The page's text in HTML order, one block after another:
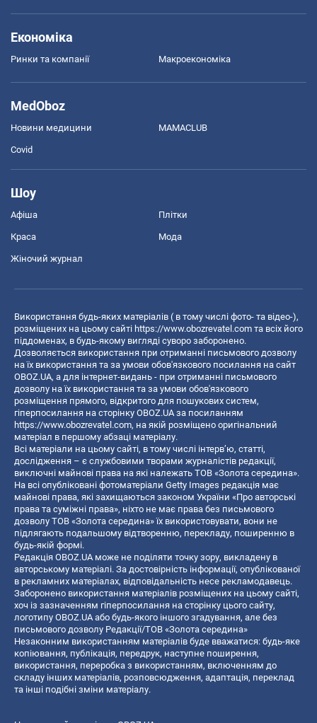
Економіка
Ринки та компанії Макроекономіка
MedOboz
Новини медицини MAMACLUB
Covid
Шоу
Афіша Плітки
Краса Мода
Жіночий журнал
Використання будь-яких матеріалів ( в тому числі фото- та відео-),
розміщених на цьому сайті https://www.obozrevatel.com та всіх його
піддоменах, в будь-якому вигляді суворо заборонено.
Дозволяється використання при отриманні письмового дозволу
на їх використання та за умови обов'язкового посилання на сайт
OBOZ.UA, а для інтернет-видань - при отриманні письмового
дозволу на їх використання та за умови обов'язкового
розміщення прямого, відкритого для пошукових систем,
гіперпосилання на сторінку OBOZ.UA за посиланням
https://www.obozrevatel.com, на якій розміщено оригінальний
матеріал в першому абзаці матеріалу.
Всі матеріали на цьому сайті, в тому числі інтерв’ю, статті,
дослідження – є службовими творами журналістів редакції,
виключні майнові права на які належать ТОВ «Золота середина».
На всі опубліковані фотоматеріали Getty Images редакція має
майнові права, які захищаються законом України «Про авторські
права та суміжні права», ніхто не має права без письмового
дозволу ТОВ «Золота середина» їх використовувати, вони не
підлягають подальшому відтворенню, перекладу, поширенню в
будь-якій формі.
Редакція OBOZ.UA може не поділяти точку зору, викладену в
авторському матеріалі. За достовірність інформації, опублікованої
в рекламних матеріалах, відповідальність несе рекламодавець.
Заборонено використання матеріалів розміщених на цьому сайті,
хоч із зазначенням гіперпосилання на сторінку цього сайту,
логотипу OBOZ.UA або будь-якого іншого згадування, але без
письмового дозволу Редакції/ТОВ «Золота середина»
Незаконним використанням матеріалів буде вважатися: будь-яке
копiювання, публiкацiя, передрук, наступне поширення,
використання, переробка з використанням, включенням до
складу інших матеріалів, розповсюдження, адаптація, переклад
та інші подібні зміни матеріалу.